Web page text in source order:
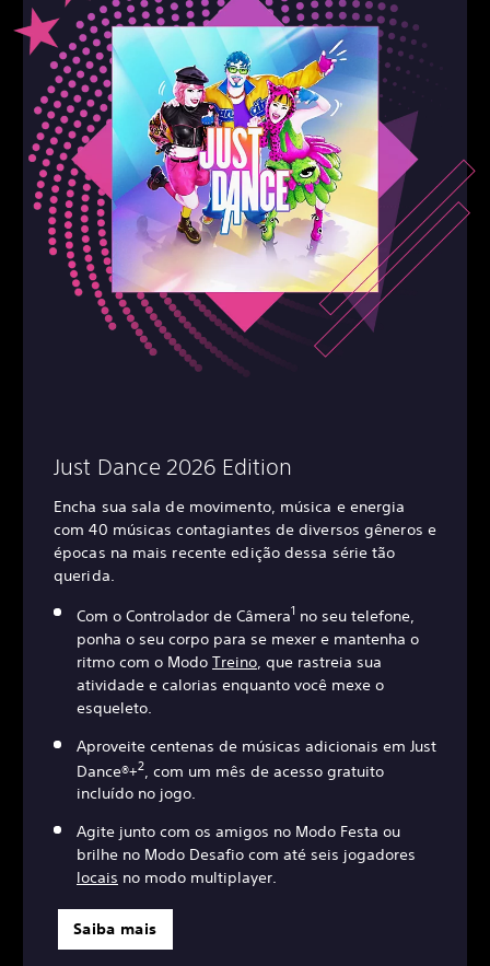
Just Dance 2026 Edition
Encha sua sala de movimento, música e energia
com 40 músicas contagiantes de diversos gêneros e
épocas na mais recente edição dessa série tão
querida.
Com o Controlador de Câmera1 no seu telefone,
ponha o seu corpo para se mexer e mantenha o
ritmo com o Modo Treino, que rastreia sua
atividade e calorias enquanto você mexe o
esqueleto.
Aproveite centenas de músicas adicionais em Just
Dance®+2 , com um mês de acesso gratuito
incluído no jogo.
Agite junto com os amigos no Modo Festa ou
brilhe no Modo Desafio com até seis jogadores
locais no modo multiplayer.
Saiba mais